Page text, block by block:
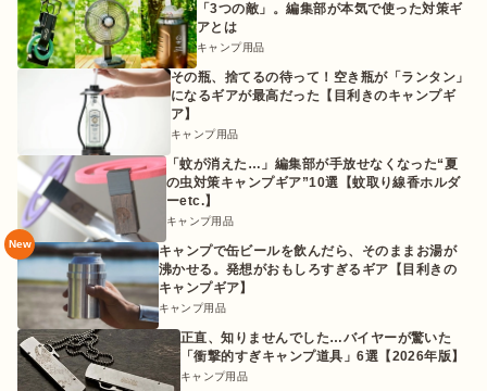
「3つの敵」。編集部が本気で使った対策ギ
アとは
キャンプ用品
その瓶、捨てるの待って！空き瓶が「ランタン」
になるギアが最高だった【目利きのキャンプギ
ア】
キャンプ用品
「蚊が消えた…」編集部が手放せなくなった“夏
の虫対策キャンプギア”10選【蚊取り線香ホルダ
ーetc.】
キャンプ用品
New
キャンプで缶ビールを飲んだら、そのままお湯が
沸かせる。発想がおもしろすぎるギア【目利きの
キャンプギア】
キャンプ用品
正直、知りませんでした…バイヤーが驚いた
「衝撃的すぎキャンプ道具」6選【2026年版】
キャンプ用品